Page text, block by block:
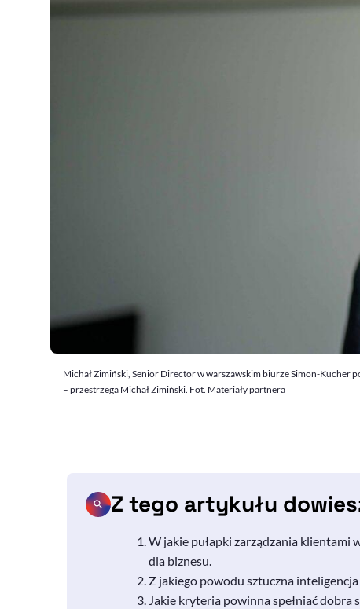
Michał Zimiński, Senior Director w warszawskim biurze Simon-Kucher
– przestrzega Michał Zimiński. Fot. Materiały partnera
Z tego artykułu
W jakie pułapki zarządzania klientami
dla biznesu.
Z jakiego powodu sztuczna
Jakie kryteria powinna spełniać dobra